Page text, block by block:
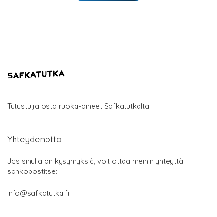
Tutustu ja osta ruoka-aineet Safkatutkalta.
Yhteydenotto
Jos sinulla on kysymyksiä, voit ottaa meihin yhteyttä
sähköpostitse:
info@safkatutka.fi